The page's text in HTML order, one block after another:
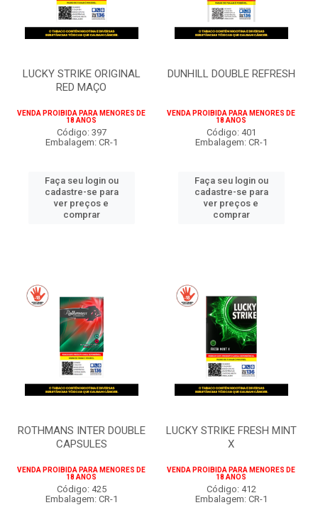
LUCKY STRIKE ORIGINAL
RED MAÇO
VENDA PROIBIDA PARA MENORES DE
18 ANOS
Código: 397
Embalagem: CR-1
Faça seu login ou
cadastre-se para
ver preços e
comprar
DUNHILL DOUBLE REFRESH
VENDA PROIBIDA PARA MENORES DE
18 ANOS
Código: 401
Embalagem: CR-1
Faça seu login ou
cadastre-se para
ver preços e
comprar
ROTHMANS INTER DOUBLE
CAPSULES
VENDA PROIBIDA PARA MENORES DE
18 ANOS
Código: 425
Embalagem: CR-1
LUCKY STRIKE FRESH MINT
X
VENDA PROIBIDA PARA MENORES DE
18 ANOS
Código: 412
Embalagem: CR-1